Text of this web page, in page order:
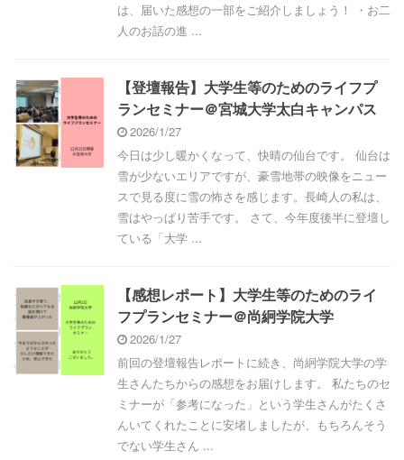
は、届いた感想の一部をご紹介しましょう！ ・お二
人のお話の進 ...
【登壇報告】大学生等のためのライフプ
ランセミナー＠宮城大学太白キャンパス
2026/1/27
今日は少し暖かくなって、快晴の仙台です。 仙台は
雪が少ないエリアですが、豪雪地帯の映像をニュー
スで見る度に雪の怖さを感じます。長崎人の私は、
雪はやっぱり苦手です。 さて、今年度後半に登壇し
ている「大学 ...
【感想レポート】大学生等のためのライ
フプランセミナー＠尚絅学院大学
2026/1/27
前回の登壇報告レポートに続き、尚絅学院大学の学
生さんたちからの感想をお届けします。 私たちのセ
ミナーが「参考になった」という学生さんがたくさ
んいてくれたことに安堵しましたが、もちろんそう
でない学生さん ...